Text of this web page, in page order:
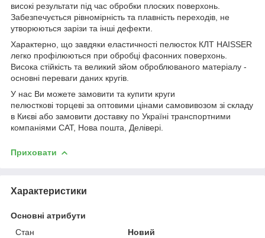
високі результати під час обробки плоских поверхонь.
Забезпечується рівномірність та плавність переходів, не
утворюються зарізи та інші дефекти.
Характерно, що завдяки еластичності пелюсток КЛТ HAISSER
легко профілюються при обробці фасонних поверхонь.
Висока стійкість та великий зйом оброблюваного матеріалу -
основні переваги даних кругів.
У нас Ви можете замовити та купити круги
пелюсткові торцеві за оптовими цінами самовивозом зі складу
в Києві або замовити доставку по Україні транспортними
компаніями САТ, Нова пошта, Делівері.
Приховати
Характеристики
Основні атрибути
Стан
Новий